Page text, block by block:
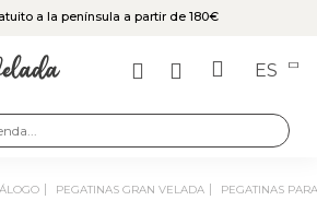
a la península a partir de 180€
ES
PEGATINAS GRAN VELADA PEGATINAS